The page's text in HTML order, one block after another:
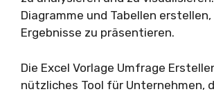
Diagramme und Tabellen erstellen,
Ergebnisse zu präsentieren.
Die Excel Vorlage Umfrage
nützliches Tool für Unternehmen,